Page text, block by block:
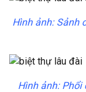
Hình ảnh: Sảnh
Hình ảnh: